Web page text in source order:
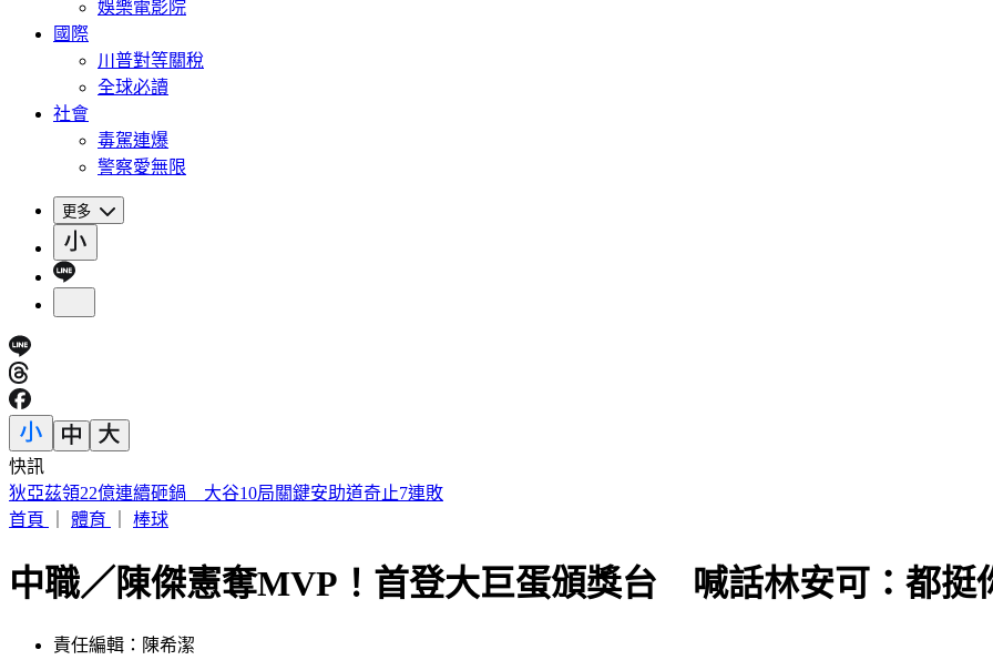
娛樂電影院
國際
川普對等關稅
全球必讀
社會
毒駕連爆
警察愛無限
更多
快訊
SBS歌謠大戰／ALLDAY PROJECT回歸 EVAN單飛首登場
首頁
體育 棒球
中職／陳傑憲奪MVP！首登大巨蛋頒獎台 喊話林安可：都挺
責任編輯：陳希潔